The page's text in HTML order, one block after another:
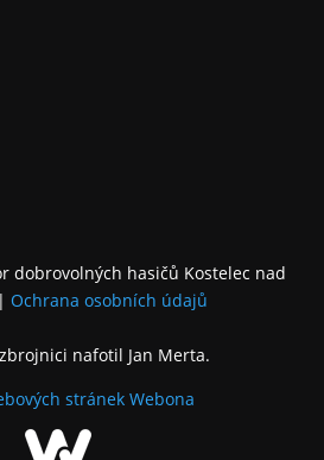
dobrovolných hasičů Kostelec nad
| Ochrana osobních údajů
nafotil Jan Merta.
stránek Webona